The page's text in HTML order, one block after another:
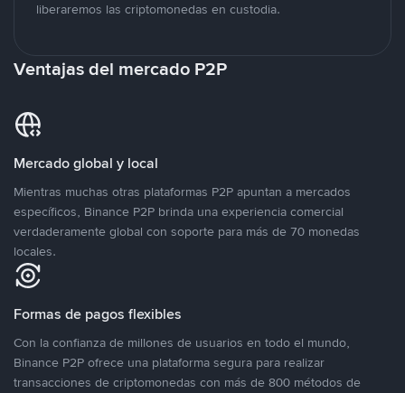
liberaremos las criptomonedas en custodia.
Ventajas del mercado P2P
Mercado global y local
Mientras muchas otras plataformas P2P apuntan a mercados
específicos, Binance P2P brinda una experiencia comercial
verdaderamente global con soporte para más de 70 monedas
locales.
Formas de pagos flexibles
Con la confianza de millones de usuarios en todo el mundo,
Binance P2P ofrece una plataforma segura para realizar
transacciones de criptomonedas con más de 800 métodos de